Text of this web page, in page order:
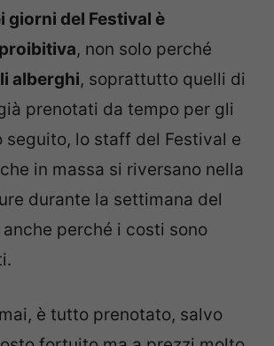
giorni del Festival è
, non solo perché
alberghi, soprattutto quelli di
prenotati da tempo per gli
seguito, lo staff del Festival e
in massa si riversano nella
durante la settimana del
perché i costi sono
è tutto prenotato, salvo